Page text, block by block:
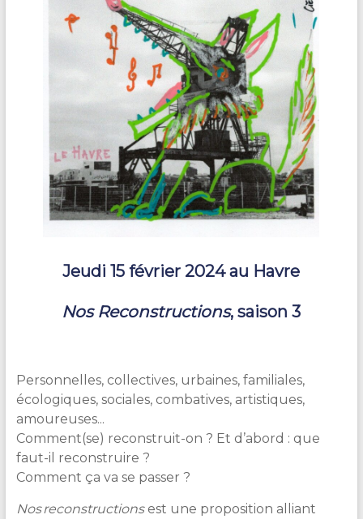
Jeudi 15 février 2024 au Havre
Nos Reconstructions, saison 3
Personnelles, collectives, urbaines, familiales,
écologiques, sociales, combatives, artistiques,
amoureuses...
Comment(se) reconstruit-on ? Et d’abord : que
faut-il reconstruire ?
Comment ça va se passer ?
Nos reconstructions est une proposition alliant